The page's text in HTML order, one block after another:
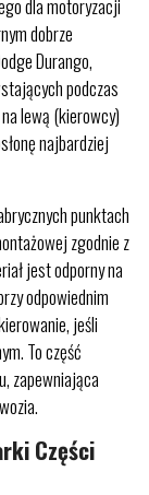
dla motoryzacji
dobrze
Durango,
podczas
lewą (kierowcy)
najbardziej
punktach
zgodnie z
jest odporny na
odpowiednim
jeśli
To część
zapewniająca
Części